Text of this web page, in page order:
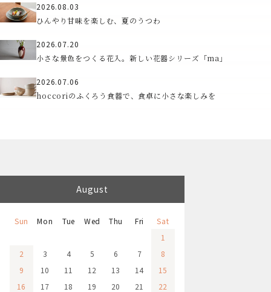
2026.08.03
ひんやり甘味を楽しむ、夏のうつわ
2026.07.20
小さな景色をつくる花入。新しい花器シリーズ「ma」
2026.07.06
hoccoriのふくろう食器で、食卓に小さな楽しみを
August
Sun Mon Tue Wed Thu Fri
Sat
1
2
3 4 5 6 7
8
9
10 11 12 13 14
15
16
17 18 19 20 21
22